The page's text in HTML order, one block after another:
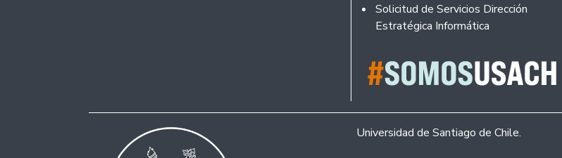
Solicitud de Servicios Dirección
Estratégica Informática
Universidad de Santiago de Chile.